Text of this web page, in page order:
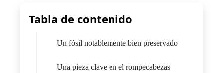
Tabla de contenido
Un fósil notablemente bien preservado
Una pieza clave en el rompecabezas